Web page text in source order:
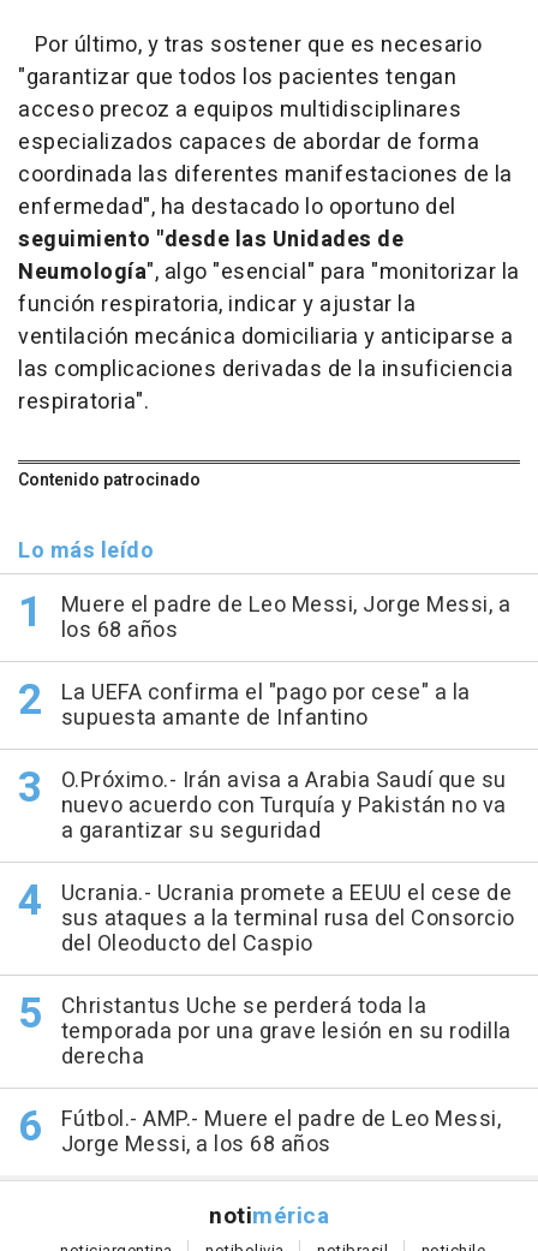
Por último, y tras sostener que es necesario
"garantizar que todos los pacientes tengan
acceso precoz a equipos multidisciplinares
especializados capaces de abordar de forma
coordinada las diferentes manifestaciones de la
enfermedad", ha destacado lo oportuno del
seguimiento "desde las Unidades de
Neumología", algo "esencial" para "monitorizar la
función respiratoria, indicar y ajustar la
ventilación mecánica domiciliaria y anticiparse a
las complicaciones derivadas de la insuficiencia
respiratoria".
Contenido patrocinado
Lo más leído
Muere el padre de Leo Messi, Jorge Messi, a
los 68 años
La UEFA confirma el "pago por cese" a la
supuesta amante de Infantino
O.Próximo.- Irán avisa a Arabia Saudí que su
nuevo acuerdo con Turquía y Pakistán no va
a garantizar su seguridad
Ucrania.- Ucrania promete a EEUU el cese de
sus ataques a la terminal rusa del Consorcio
del Oleoducto del Caspio
Christantus Uche se perderá toda la
temporada por una grave lesión en su rodilla
derecha
Fútbol.- AMP.- Muere el padre de Leo Messi,
Jorge Messi, a los 68 años
notimérica